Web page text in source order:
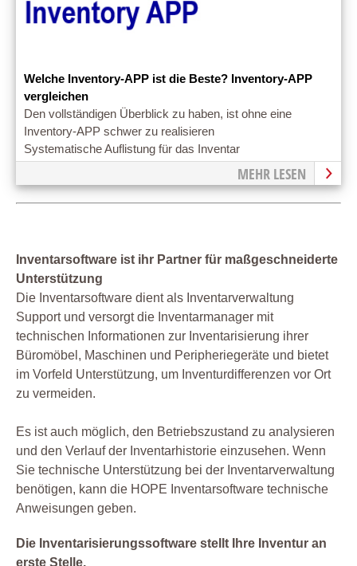
Welche Inventory-APP ist die Beste? Inventory-APP
vergleichen
Den vollständigen Überblick zu haben, ist ohne eine
Inventory-APP schwer zu realisieren
Systematische Auflistung für das Inventar
MEHR LESEN
Inventarsoftware ist ihr Partner für maßgeschneiderte
Unterstützung
Die Inventarsoftware dient als Inventarverwaltung
Support und versorgt die Inventarmanager mit
technischen Informationen zur Inventarisierung ihrer
Büromöbel, Maschinen und Peripheriegeräte und bietet
im Vorfeld Unterstützung, um Inventurdifferenzen vor Ort
zu vermeiden.
Es ist auch möglich, den Betriebszustand zu analysieren
und den Verlauf der Inventarhistorie einzusehen. Wenn
Sie technische Unterstützung bei der Inventarverwaltung
benötigen, kann die HOPE Inventarsoftware technische
Anweisungen geben.
Die Inventarisierungssoftware stellt Ihre Inventur an
erste Stelle.